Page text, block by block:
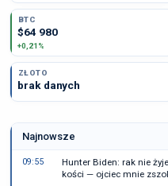
BTC
$64 980
+0,21%
ZŁOTO
brak danych
Najnowsze
09:55
Hunter Biden: rak nie
kości — ojciec mnie